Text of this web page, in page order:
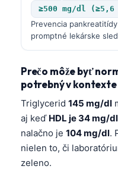
≥500 mg/dl (≥5,6
Prevencia
promptné lekárske
Prečo môže byť
potrebný v kontexte
Triglycerid 145 mg/dl
aj keď HDL je 34 mg/dl
nalačno je 104 mg/dl.
nielen to, či
zeleno.